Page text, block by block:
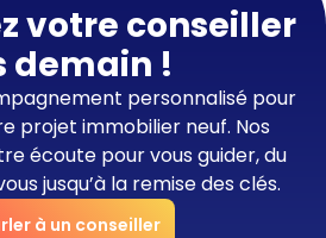
votre conseiller
demain !
personnalisé pour
projet immobilier neuf. Nos
écoute pour vous guider, du
jusqu’à la remise des clés.
à un conseiller